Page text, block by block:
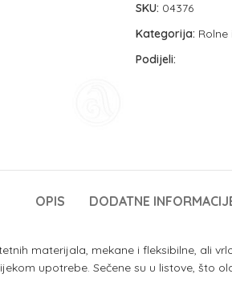
SKU: 04376
Kategorija:
Podijeli:
OPIS DODATNE
materijala, mekane i fleksibilne, ali
upotrebe. Sečene su u listove, što